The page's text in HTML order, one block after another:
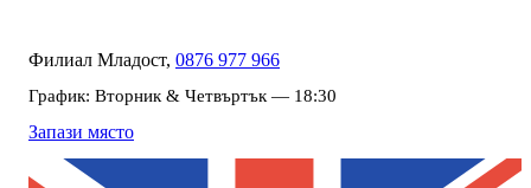
Филиал Младост, 0876 977 966
График: Вторник & Четвъртък — 18:30
Запази място